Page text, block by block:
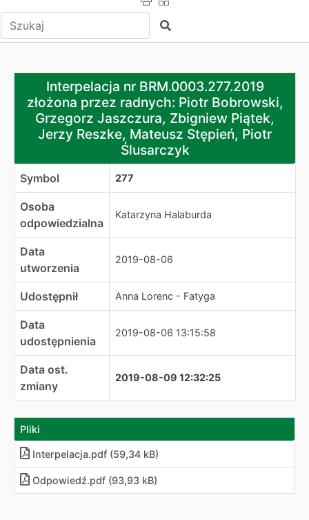
Wpisz tekst do wyszukania Szukaj
Interpelacja nr BRM.0003.277.2019 złożona przez
Interpelacja nr BRM.0003.277.2019
złożona przez radnych: Piotr Bobrowski,
Grzegorz Jaszczura, Zbigniew Piątek,
Jerzy Reszke, Mateusz Stępień, Piotr
Ślusarczyk
Symbol 277
Osoba
odpowiedzialna
Katarzyna Halaburda
Data
utworzenia
2019-08-06
Udostępnił Anna Lorenc - Fatyga
Data
udostępnienia
2019-08-06 13:15:58
Data ost.
zmiany
2019-08-09 12:32:25
Pliki
Interpelacja.pdf (59,34 kB)
Odpowiedź.pdf (93,93 kB)